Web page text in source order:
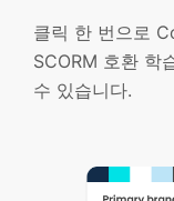
클릭 한 번으로
SCORM 호환 학
수 있습니다.